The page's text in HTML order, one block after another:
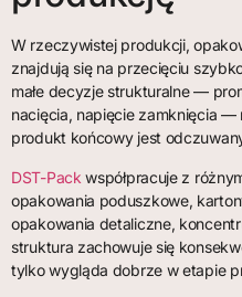
W rzeczywistej produkcji,
znajdują się na przecięciu
małe decyzje strukturalne —
nacięcia, napięcie zamknięcia —
produkt końcowy jest
DST-Pack współpracuje z
opakowania poduszkowe,
opakowania detaliczne,
struktura zachowuje się
tylko wygląda dobrze w etapie